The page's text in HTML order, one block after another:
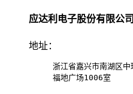
应达利电子股份有限公
地址：
浙江省嘉兴市南湖区
福地广场1006室